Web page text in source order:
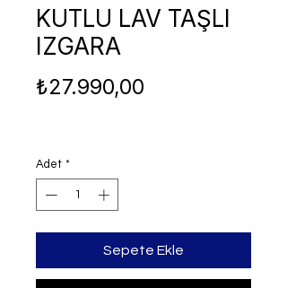
KUTLU LAV TAŞLI
IZGARA
₺27.990,00
Adet *
Sepete Ekle